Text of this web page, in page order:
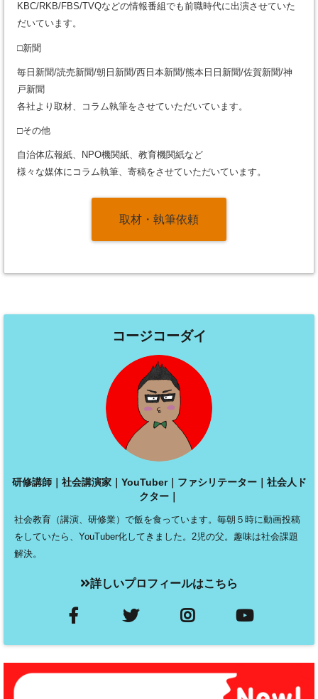
KBC/RKB/FBS/TVQなどの情報番組でも前職時代に出演させていた
だいています。
□新聞
毎日新聞/読売新聞/朝日新聞/西日本新聞/熊本日日新聞/佐賀新聞/神
戸新聞
各社より取材、コラム執筆をさせていただいています。
□その他
自治体広報紙、NPO機関紙、教育機関紙など
様々な媒体にコラム執筆、寄稿をさせていただいています。
取材・執筆依頼
コージコーダイ
研修講師｜社会講演家｜YouTuber｜ファシリテーター｜社会人ド
クター｜
社会教育（講演、研修業）で飯を食っています。毎朝５時に動画投稿
をしていたら、YouTuber化してきました。2児の父。趣味は社会課題
解決。
詳しいプロフィールはこちら